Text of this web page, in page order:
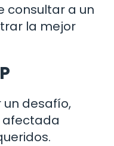
consultar a un
la mejor
un desafío,